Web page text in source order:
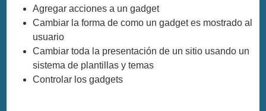
Agregar acciones a un gadget
Cambiar la forma de como un gadget es mostrado al
usuario
Cambiar toda la presentación de un sitio usando un
sistema de plantillas y temas
Controlar los gadgets